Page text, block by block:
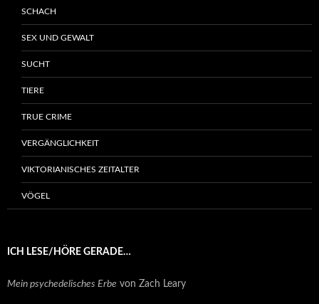
SCHACH
SEX UND GEWALT
SUCHT
TIERE
TRUE CRIME
VERGÄNGLICHKEIT
VIKTORIANISCHES ZEITALTER
VÖGEL
ICH LESE/HÖRE GERADE…
Mein psychedelisches Erbe von Zach Leary